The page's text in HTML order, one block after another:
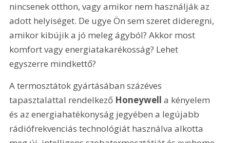
nincsenek otthon, vagy amikor nem használják az
adott helyiséget. De ugye Ön sem szeret dideregni,
amikor kibújik a jó meleg ágyból? Akkor most
komfort vagy energiatakarékosság? Lehet
egyszerre mindkettő?
A termosztátok gyártásában százéves
tapasztalattal rendelkező Honeywell a kényelem
és az energiahatékonyság jegyében a legújabb
rádiófrekvenciás technológiát használva alkotta